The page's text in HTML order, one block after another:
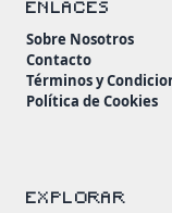
ENLACES
Sobre Nosotros
Contacto
Términos y
Política de Cookies
EXPLORAR